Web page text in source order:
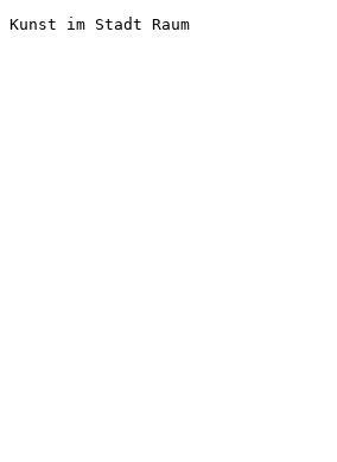
Kunst im Stadt Raum